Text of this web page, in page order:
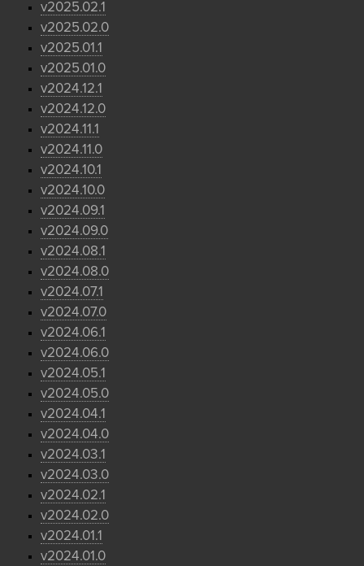
v2025.02.1
v2025.02.0
v2025.01.1
v2025.01.0
v2024.12.1
v2024.12.0
v2024.11.1
v2024.11.0
v2024.10.1
v2024.10.0
v2024.09.1
v2024.09.0
v2024.08.1
v2024.08.0
v2024.07.1
v2024.07.0
v2024.06.1
v2024.06.0
v2024.05.1
v2024.05.0
v2024.04.1
v2024.04.0
v2024.03.1
v2024.03.0
v2024.02.1
v2024.02.0
v2024.01.1
v2024.01.0